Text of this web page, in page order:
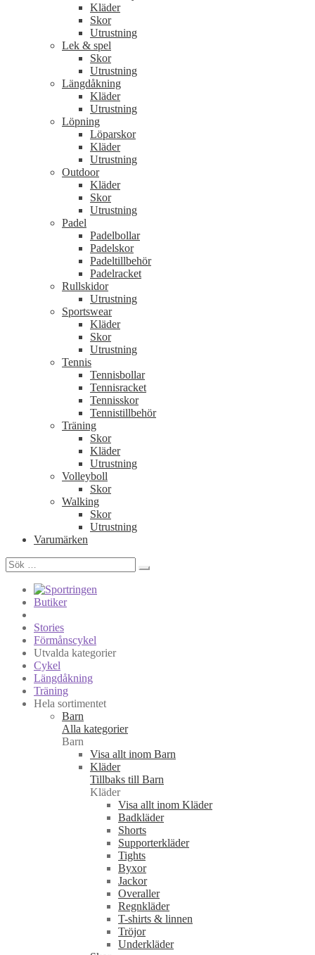
Kläder
Skor
Utrustning
Lek & spel
Skor
Utrustning
Längdåkning
Kläder
Utrustning
Löpning
Löparskor
Kläder
Utrustning
Outdoor
Kläder
Skor
Utrustning
Padel
Padelbollar
Padelskor
Padeltillbehör
Padelracket
Rullskidor
Utrustning
Sportswear
Kläder
Skor
Utrustning
Tennis
Tennisbollar
Tennisracket
Tennisskor
Tennistillbehör
Träning
Skor
Kläder
Utrustning
Volleyboll
Skor
Walking
Skor
Utrustning
Varumärken
Sök
efter:
Butiker
Stories
Förmånscykel
Utvalda kategorier
Cykel
Längdåkning
Träning
Hela sortimentet
Barn
Alla kategorier
Barn
Visa allt inom Barn
Kläder
Tillbaks till Barn
Kläder
Visa allt inom Kläder
Badkläder
Shorts
Supporterkläder
Tights
Byxor
Jackor
Overaller
Regnkläder
T-shirts & linnen
Tröjor
Underkläder